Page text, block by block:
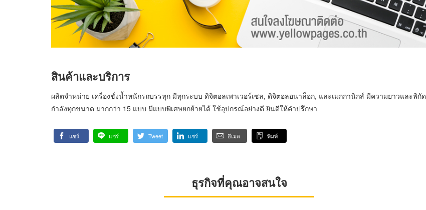
สินค้าและบริการ
ผลิตจำหน่าย เครื่องชั่งน้ำหนักรถบรรทุก มีทุกระบบ ดิจิตอลเพาเวอร์เซล, ดิจิตอลอนาล็อก, และเมกกานิกส์ มีความยาวและพิกัด
กำลังทุกขนาด มากกว่า 15 แบบ มีแบบพิเศษยกย้ายได้ ใช้อุปกรณ์อย่างดี ยินดีให้คำปรึกษา
แชร์ แชร์ Tweet แชร์ อีเมล พิมพ์
ธุรกิจที่คุณอาจสนใจ